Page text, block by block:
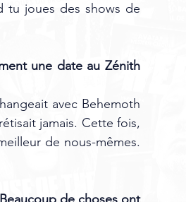
tu joues des shows de
une date au Zénith
avec Behemoth
jamais. Cette fois,
de nous-mêmes.